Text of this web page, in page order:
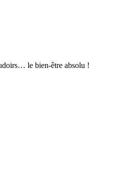
le bien-être absolu !